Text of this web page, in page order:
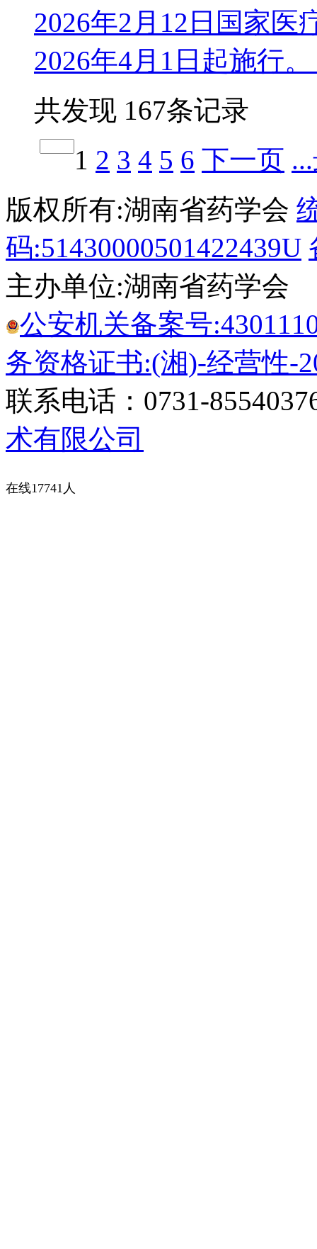
2026年2月12日国家医
2026年4月1日起施行
共发现 167条记录
1 2 3 4 5 6 下一页
版权所有:湖南省药学会
码:51430000501422439U
主办单位:湖南省药学会
公安机关备案号
务资格证书:(湘)-经营性-
联系电话：0731-
术有限公司
在线17741人